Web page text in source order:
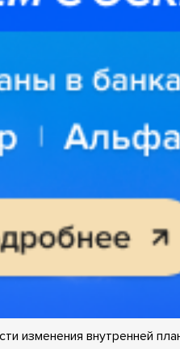
изменения внутренней